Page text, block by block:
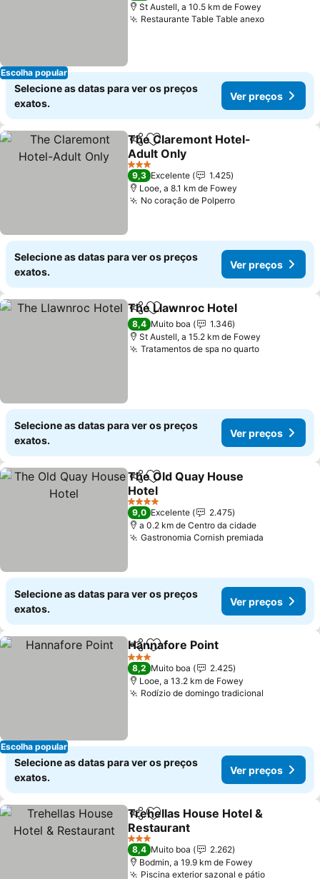
Escolha popular
St Austell, a 10.5 km de Fowey
Restaurante Table Table anexoVer
Selecione as datas para ver os preços
exatos.
Ver preços
PartilharAdicionar aos favoritos
The Claremont Hotel-
Adult Only
Ver preços
3 Estrelas
9,3 Excelente
1.425
Looe, a 8.1 km de Fowey
No coração de PolperroVer preços
Selecione as datas para ver os preços
exatos.
Ver preços
PartilharAdicionar aos favoritos
The Llawnroc Hotel
8,4 Muito boa
1.346
St Austell, a 15.2 km de Fowey
Tratamentos de spa no quartoVer preços
Selecione as datas para ver os preços
exatos.
Ver preços
PartilharAdicionar aos favoritos
The Old Quay House
Hotel
Ver preços
4 Estrelas
9,0 Excelente
2.475
a 0.2 km de Centro da cidade
Gastronomia Cornish premiada
Selecione as datas para ver os preços
exatos.
Ver preços
Escolha popular
PartilharAdicionar aos favoritos
Hannafore Point
3 Estrelas
8,2 Muito boa
2.425
Looe, a 13.2 km de Fowey
Rodízio de domingo tradicional
Selecione as datas para ver os preços
exatos.
Ver preços
PartilharAdicionar aos favoritos
Trehellas House Hotel &
Restaurant
Ver preços
3 Estrelas
8,4 Muito boa
2.262
Bodmin, a 19.9 km de Fowey
Piscina exterior sazonal e pátio